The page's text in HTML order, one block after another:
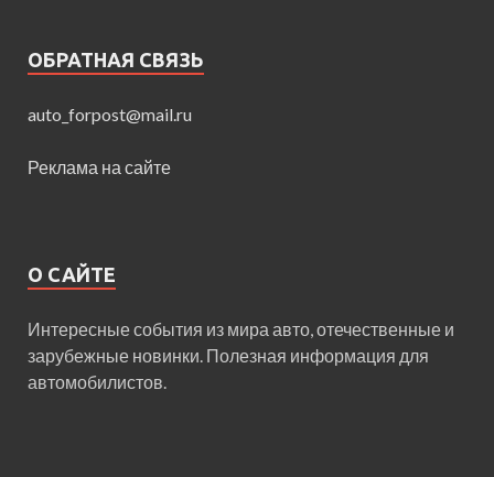
ОБРАТНАЯ СВЯЗЬ
auto_forpost@mail.ru
Реклама на сайте
О САЙТЕ
Интересные события из мира авто, отечественные и
зарубежные новинки. Полезная информация для
автомобилистов.